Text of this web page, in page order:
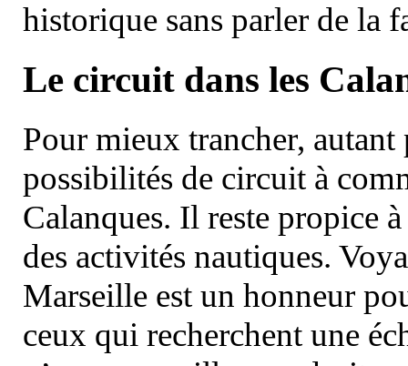
historique sans parler de la
Le circuit dans les
Pour mieux trancher, autant
possibilités de circuit à
Calanques. Il reste propice
des activités nautiques.
Marseille est un honneur
ceux qui recherchent une